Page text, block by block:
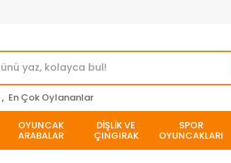
, En Çok Oylananlar
OYUNCAK
ARABALAR
DİŞLİK VE
ÇINGIRAK
SPOR
OYUNCAKLARI